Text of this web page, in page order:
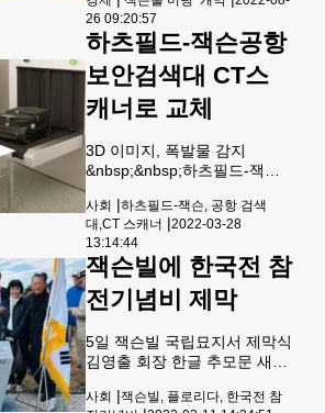
레이션이 일시적 현상이 아니
라 구조적인 고물가 시대로의
전환 과정일 수 있다는 우려가
고개를 들고 있다.&
미팅’이 25일 개막되면서 미국
은 물론 글로벌 경제계와 투자
자들이 온통 와이오밍주 그랜
드 티톤 국립공원에 위치한 잭
슨홀 시에 쏠리고 있다. 매년
이곳에서 연방준비은행 주최
로 열리는 이 행사는 주요국 중
앙은행 총재와 재무장관, 저명
학자들이 참석하는 대형 이벤
트로 26일 진행될 제롬 파월
연준 의장의 연설에 가장 큰 스
포트라이트가 비칠 전망이다.
25일 행사장 부근에서 환경단
체 회원들이 기후변화 경각심
을 촉구하는 피켓 시위를 벌이
고 있다
26 09:20:57
하츠필드-잭슨공항
보안검색대 CT스
캐너로 교체
3D 이미지, 폭발물 감지
&nbsp;&nbsp;하츠필드-잭슨
여 기내 반입 가방 등을 검사하
는 보안검색대 엑스레이 기계
를 보다 정밀한 기술의 CT스
캐너로 교체할 예정이
다.&nbsp;CT(Computed
Tomography, 컴퓨터단층촬
품질의 이미지를 제공해 검색
대 앞의 대기시간을 줄일 수 있
을 것으로 기대한다고 공항측
은 밝혔다.엑스레이 기계가 2D
사회 |하츠필드-잭슨, 공항 검색
대,CT 스캐너 |2022-03-28
13:14:44
잭슨빌에 한국전 참
전기념비 제막
5일 잭슨빌 국립묘지서 제막식
김영출 회장 한글 추모문 새
참전기념비가 세워져 지난 5일
사회 |잭슨빌, 플로리다, 한국전 참